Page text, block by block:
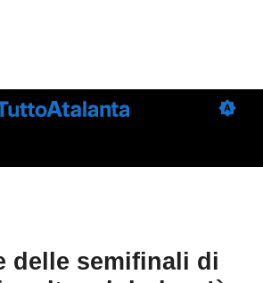
delle semifinali di